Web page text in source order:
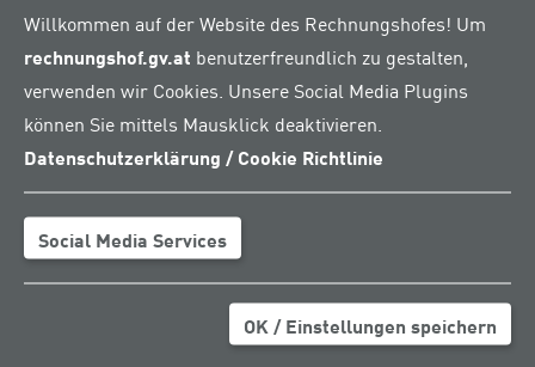
Willkommen auf der Website des Rechnungshofes! Um
rechnungshof.gv.at benutzerfreundlich zu gestalten,
verwenden wir Cookies. Unsere Social Media Plugins
können Sie mittels Mausklick deaktivieren.
Datenschutzerklärung / Cookie Richtlinie
Social Media Services
OK / Einstellungen speichern
Verantwortung zu
übernehmen, und
Defizite in der Planung
sind wesentliche Gründe
für Verzögerungen und
Kostenexplosionen bei
Bauprojekten.
Diese Hauptkritikpunkte werden im Bauleitfaden des
Grundlage dafür ist das Wissen aus 55
Rechnungshofprüfungen von